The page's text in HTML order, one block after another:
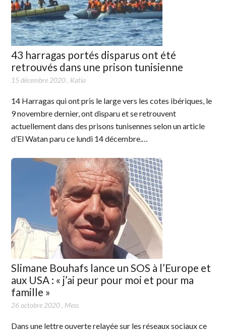
43 harragas portés disparus ont été
retrouvés dans une prison tunisienne
15 décembre 2020, Katia
14 Harragas qui ont pris le large vers les cotes ibériques, le
9 novembre dernier, ont disparu et se retrouvent
actuellement dans des prisons tunisennes selon un article
d’El Watan paru ce lundi 14 décembre.…
Slimane Bouhafs lance un SOS à l’Europe et
aux USA : « j’ai peur pour moi et pour ma
famille »
26 octobre 2020, Mess
Dans une lettre ouverte relayée sur les réseaux sociaux ce